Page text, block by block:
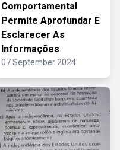
Comportamental
Permite Aprofundar E
Esclarecer As
Informações
07 September 2024